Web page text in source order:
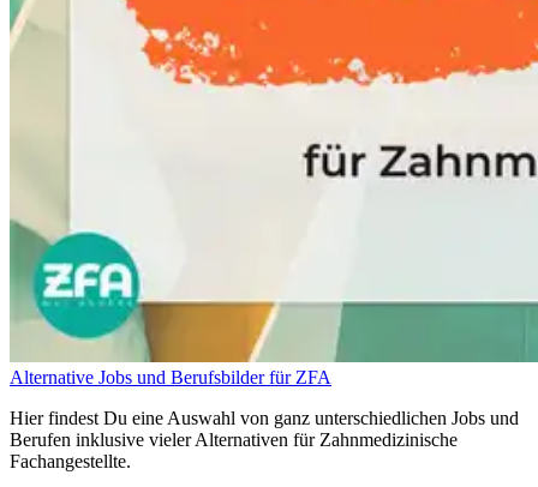
Alternative Jobs und Berufsbilder für ZFA
Hier findest Du eine Auswahl von ganz unterschiedlichen Jobs und
Berufen inklusive vieler Alternativen für Zahnmedizinische
Fachangestellte.